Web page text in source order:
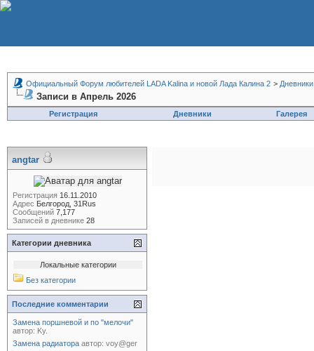
Официальный Форум любителей LADA Kalina и новой Лада Калина 2 > Дневники
Записи в Апрель 2026
Регистрация Дневники Галерея
angtar
Регистрация 16.11.2010
Адрес Белгород, 31Rus
Сообщений 7,177
Записей в дневнике 28
Категории дневника
Локальные категории
Без категории
Последние комментарии
Замена поршневой и по "мелочи"
автор: Ky.
Замена радиатора автор: voy@ger